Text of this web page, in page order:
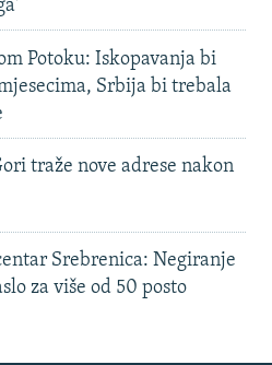
Potoku: Iskopavanja bi
Srbija bi trebala
traže nove adrese nakon
Srebrenica: Negiranje
za više od 50 posto